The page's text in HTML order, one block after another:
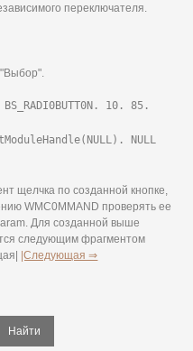
переключателя.
"Выбор".
10. 85.
NULL
щелчка по созданной кнопке,
WMC0MMAND проверять ее
Для созданной выше
следующим фрагментом
|Следующая ⇒